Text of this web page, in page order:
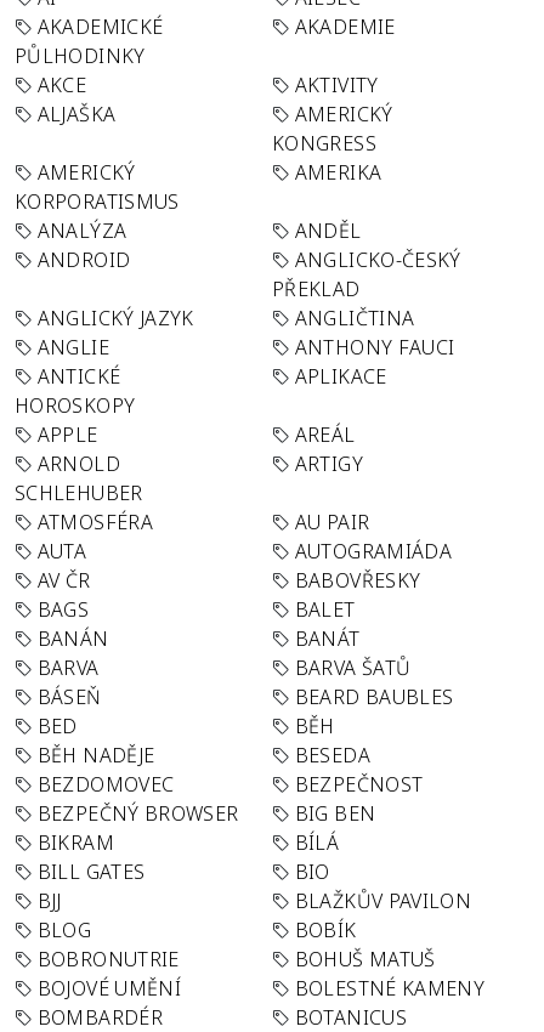
AKADEMICKÉ
PŮLHODINKY
AKADEMIE
AKCE
AKTIVITY
ALJAŠKA
AMERICKÝ
KONGRESS
AMERICKÝ
KORPORATISMUS
AMERIKA
ANALÝZA
ANDĚL
ANDROID
ANGLICKO-ČESKÝ
PŘEKLAD
ANGLICKÝ JAZYK
ANGLIČTINA
ANGLIE
ANTHONY FAUCI
ANTICKÉ
HOROSKOPY
APLIKACE
APPLE
AREÁL
ARNOLD
SCHLEHUBER
ARTIGY
ATMOSFÉRA
AU PAIR
AUTA
AUTOGRAMIÁDA
AV ČR
BABOVŘESKY
BAGS
BALET
BANÁN
BANÁT
BARVA
BARVA ŠATŮ
BÁSEŇ
BEARD BAUBLES
BED
BĚH
BĚH NADĚJE
BESEDA
BEZDOMOVEC
BEZPEČNOST
BEZPEČNÝ BROWSER
BIG BEN
BIKRAM
BÍLÁ
BILL GATES
BIO
BJJ
BLAŽKŮV PAVILON
BLOG
BOBÍK
BOBRONUTRIE
BOHUŠ MATUŠ
BOJOVÉ UMĚNÍ
BOLESTNÉ KAMENY
BOMBARDÉR
BOTANICUS